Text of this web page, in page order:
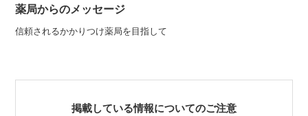
薬局からのメッセージ
信頼されるかかりつけ薬局を目指して
掲載している情報についてのご注意